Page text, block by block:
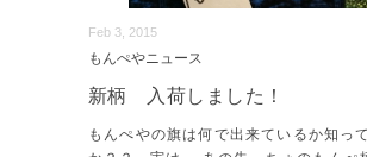
Feb 3, 2015
もんぺやニュース
新柄 入荷しました！
もんぺやの旗は何で出来ているか知っ